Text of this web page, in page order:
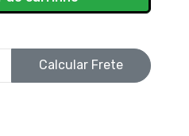
Calcular Frete